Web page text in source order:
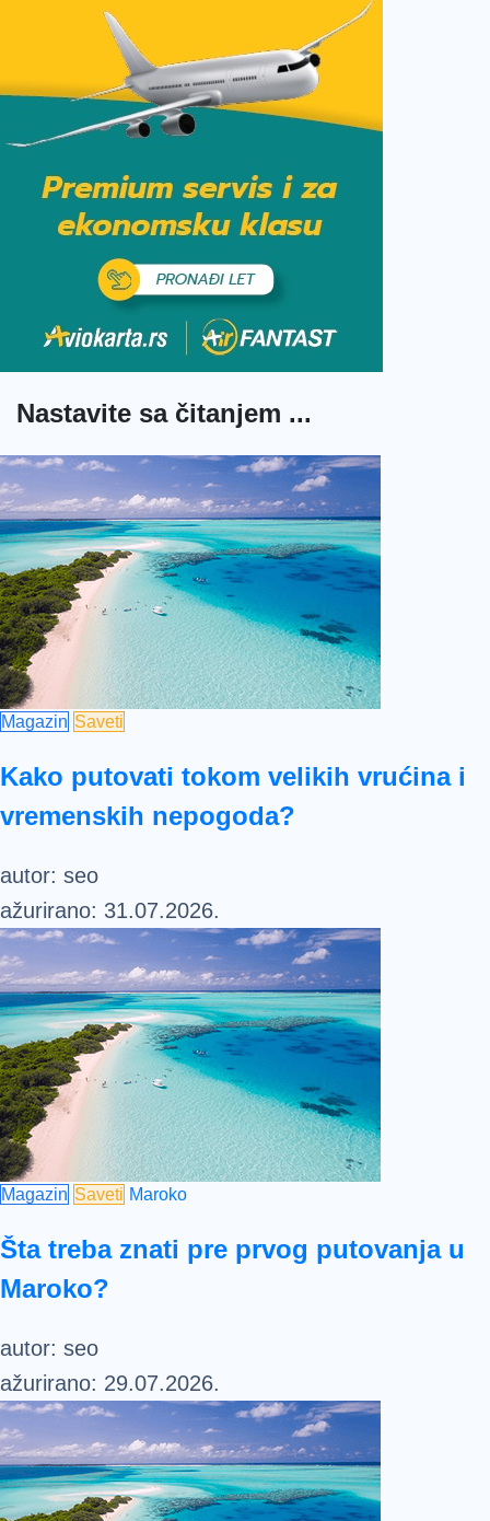
Nastavite sa čitanjem ...
Magazin Saveti
Kako putovati tokom velikih vrućina i
vremenskih nepogoda?
autor: seo
ažurirano: 31.07.2026.
Magazin Saveti Maroko
Šta treba znati pre prvog putovanja u
Maroko?
autor: seo
ažurirano: 29.07.2026.